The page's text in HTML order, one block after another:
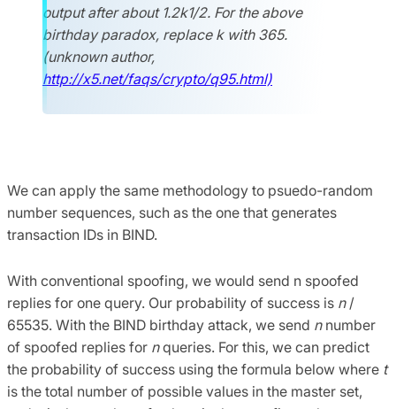
output after about 1.2k1/2. For the above
birthday paradox, replace k with 365.
(unknown author,
http://x5.net/faqs/crypto/q95.html)
We can apply the same methodology to psuedo-random
number sequences, such as the one that generates
transaction IDs in BIND.
With conventional spoofing, we would send n spoofed
replies for one query. Our probability of success is n/
65535. With the BIND birthday attack, we send nnumber
of spoofed replies for nqueries. For this, we can predict
the probability of success using the formula below where t
is the total number of possible values in the master set,